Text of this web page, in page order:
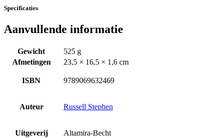
Specificaties
Aanvullende informatie
Gewicht
525 g
Afmetingen
23,5 × 16,5 × 1,6 cm
ISBN 9789069632469
Auteur Russell Stephen
Uitgeverij Altamira-Becht